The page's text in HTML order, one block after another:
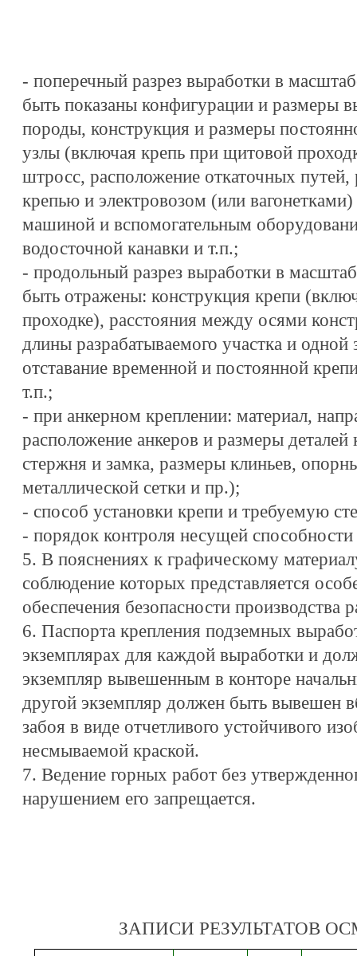
- поперечный разрез выработки в
быть показаны конфигурации и размеры
породы, конструкция и размеры
узлы (включая крепь при щитовой
штросс, расположение откаточных
крепью и электровозом (или
машиной и вспомогательным
водосточной канавки и т.п.;
- продольный разрез выработки в
быть отражены: конструкция крепи
проходке), расстояния между осями
длины разрабатываемого участка и одной
отставание временной и постоянной
т.п.;
- при анкерном креплении: материал,
расположение анкеров и размеры
стержня и замка, размеры клиньев,
металлической сетки и пр.);
- способ установки крепи и требуемую
- порядок контроля несущей способности
5. В пояснениях к графическому
соблюдение которых представляется
обеспечения безопасности производства
6. Паспорта крепления подземных
экземплярах для каждой выработки и
экземпляр вывешенным в конторе
другой экземпляр должен быть вывешен
забоя в виде отчетливого устойчивого
несмываемой краской.
7. Ведение горных работ без
нарушением его запрещается.
ЗАПИСИ РЕЗУЛЬТАТОВ